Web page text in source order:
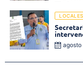
LOCALES
de